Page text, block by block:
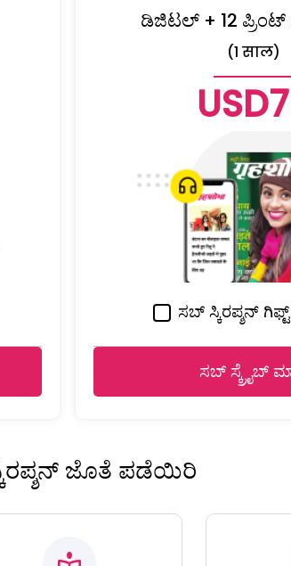
ಡಿಜಿಟಲ್ + 12 ಪ್ರಿಂಟ್
(1 साल)
ಸಬ್ ಸ್ಕಿರಪ್ಶನ್
ಸಬ್ ಸ್ಕ್ರೈಬ್
ಜೊತೆ ಪಡೆಯಿರಿ